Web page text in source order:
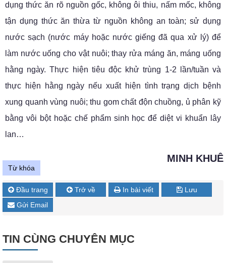
dụng thức ăn rõ nguồn gốc, không ôi thiu, nấm mốc, không
tận dụng thức ăn thừa từ nguồn không an toàn; sử dụng
nước sạch (nước máy hoặc nước giếng đã qua xử lý) để
làm nước uống cho vật nuôi; thay rửa máng ăn, máng uống
hằng ngày. Thực hiện tiêu độc khử trùng 1-2 lần/tuần và
thực hiện hằng ngày nếu xuất hiện tình trạng dịch bệnh
xung quanh vùng nuôi; thu gom chất độn chuồng, ủ phân kỹ
bằng vôi bột hoặc chế phẩm sinh học để diệt vi khuẩn lây
lan…
MINH KHUÊ
Từ khóa
Đầu trang Trở về In bài viết
Lưu
Gửi Email
TIN CÙNG CHUYÊN MỤC